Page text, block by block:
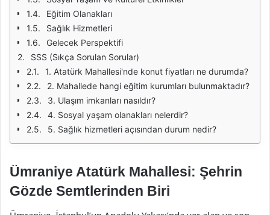
Eğitim Olanakları
Sağlık Hizmetleri
Gelecek Perspektifi
SSS (Sıkça Sorulan Sorular)
1. Atatürk Mahallesi'nde konut fiyatları ne durumda?
2. Mahallede hangi eğitim kurumları bulunmaktadır?
3. Ulaşım imkanları nasıldır?
4. Sosyal yaşam olanakları nelerdir?
5. Sağlık hizmetleri açısından durum nedir?
Ümraniye Atatürk Mahallesi: Şehrin
Gözde Semtlerinden Biri